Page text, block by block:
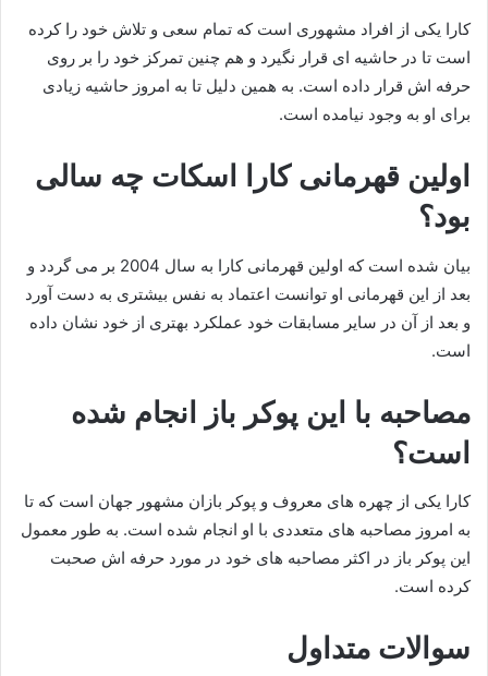
کارا یکی از افراد مشهوری است که تمام سعی و تلاش خود را کرده
است تا در حاشیه ای قرار نگیرد و هم چنین تمرکز خود را بر روی
حرفه اش قرار داده است. به همین دلیل تا به امروز حاشیه زیادی
برای او به وجود نیامده است.
اولین قهرمانی کارا اسکات چه سالی
بود؟
بیان شده است که اولین قهرمانی کارا به سال 2004 بر می گردد و
بعد از این قهرمانی او توانست اعتماد به نفس بیشتری به دست آورد
و بعد از آن در سایر مسابقات خود عملکرد بهتری از خود نشان داده
است.
مصاحبه با این پوکر باز انجام شده
است؟
کارا یکی از چهره های معروف و پوکر بازان مشهور جهان است که تا
به امروز مصاحبه‌ های متعددی با او انجام شده است. به طور معمول
این پوکر باز در اکثر مصاحبه‌ های خود در مورد حرفه اش صحبت
کرده است.
سوالات متداول